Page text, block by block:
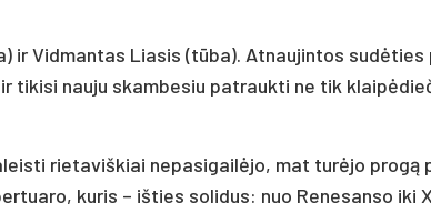
ir Vid­man­tas Lia­sis (tū­ba). At­nau­jin­tos
ti­ki­si nau­ju skam­be­siu pa­trauk­ti ne tik
rie­ta­viš­kiai ne­pa­si­gai­lė­jo, mat tu­rė­jo
ku­ris – iš­ties so­li­dus: nuo Re­ne­san­so iki